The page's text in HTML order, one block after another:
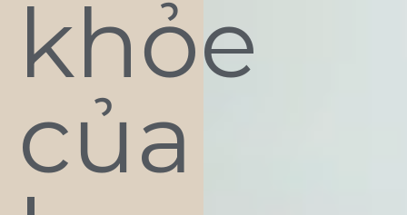
khỏe
của